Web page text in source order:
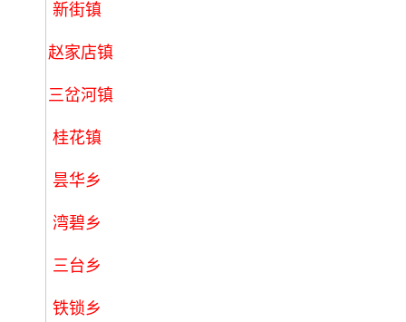
新街镇
赵家店镇
三岔河镇
桂花镇
昙华乡
湾碧乡
三台乡
铁锁乡